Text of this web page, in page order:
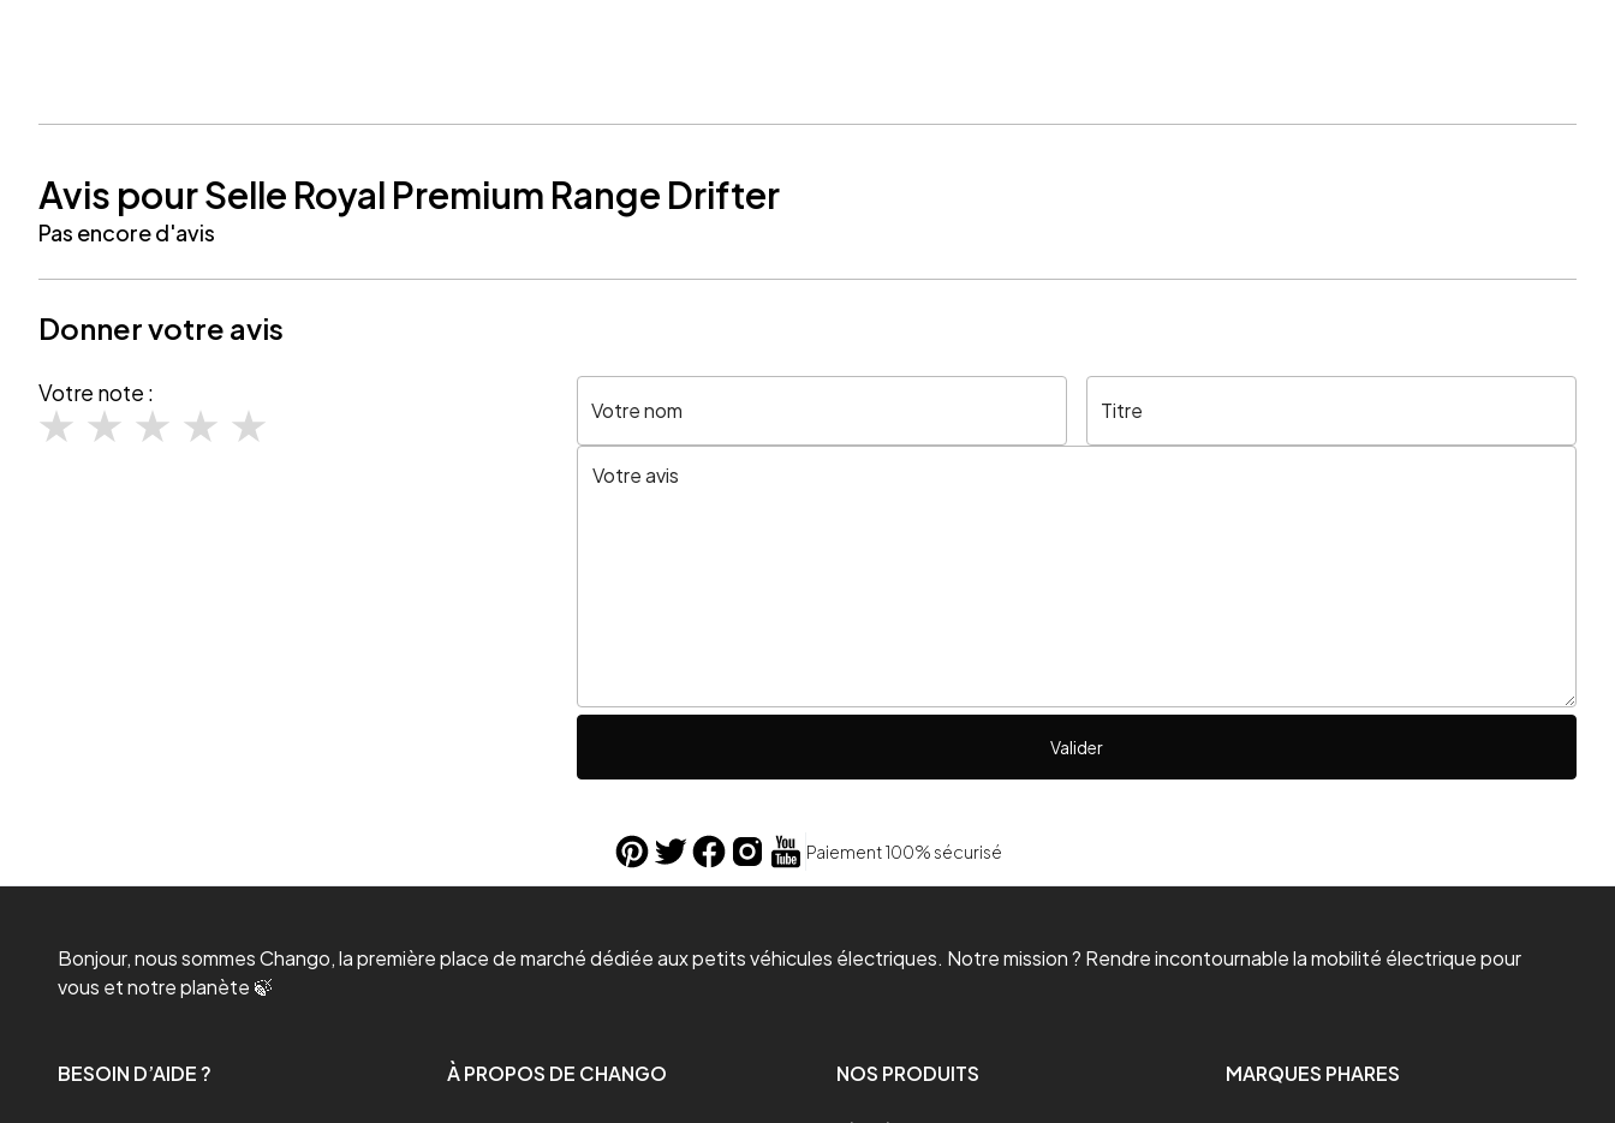
Avis pour Selle Royal Premium Range Drifter
Pas encore d'avis
Donner votre avis
Votre note :
Votre nom Titre
Valider
Paiement 100% sécurisé
Bonjour, nous sommes Chango, la première place de marché dédiée aux petits véhicules électriques. Notre mission ? Rendre incontournable la mobilité électrique pour
vous et notre planète 🍃
BESOIN D’AIDE ? À PROPOS DE CHANGO NOS PRODUITS MARQUES PHARES